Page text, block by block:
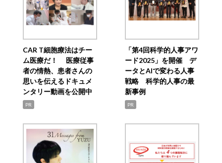
CAR T細胞療法はチー
ム医療だ！ 医療従事
者の情熱、患者さんの
思いを伝えるドキュメ
ンタリー動画を公開中
PR
「第4回科学的人事アワ
ード2025」を開催 デ
ータとAIで変わる人事
戦略 科学的人事の最
新事例
PR